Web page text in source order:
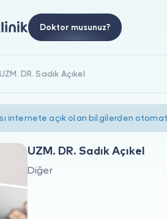
Doktor musunuz?
UZM. DR. Sadık Açıkel
internete açık olan bilgilerden
UZM. DR. Sadık Açıkel
Diğer